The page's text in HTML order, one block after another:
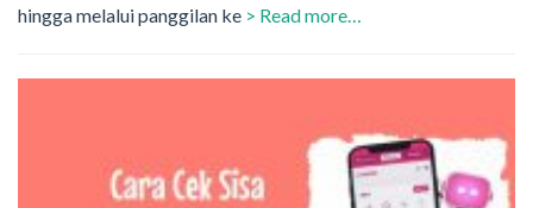
hingga melalui panggilan ke > Read more…